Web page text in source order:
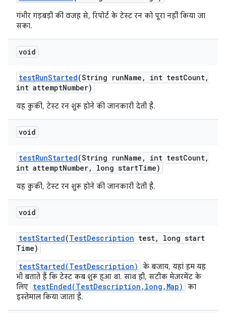
गंभीर गड़बड़ी की वजह से, रिपोर्ट के टेस्ट रन को पूरा नहीं किया जा
सका.
void
testRunStarted(String runName , int testCount,
int attemptNumber)
यह कुकी, टेस्ट रन शुरू होने की जानकारी देती है.
void
testRunStarted(String runName , int testCount,
int attemptNumber, long startTime)
यह कुकी, टेस्ट रन शुरू होने की जानकारी देती है.
void
testStarted(TestDescription test,
long start
Time)
testStarted(TestDescription)
के बजाय, यहां हम यह
भी बताते हैं कि टेस्ट कब शुरू हुआ था. साथ ही, सटीक मेज़रमेंट के
लिए testEnded(TestDescription,long,Map)
का
इस्तेमाल किया जाता है.